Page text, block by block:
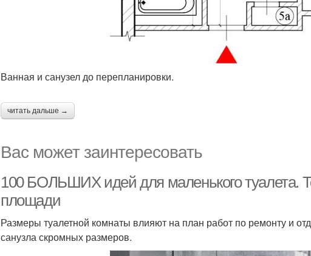
Ванная и санузел до перепланировки.
читать дальше →
Вас может заинтересовать
100 БОЛЬШИХ идей для маленького туалета.
площади
Размеры туалетной комнаты влияют на план работ по ремонту и
санузла скромных размеров.